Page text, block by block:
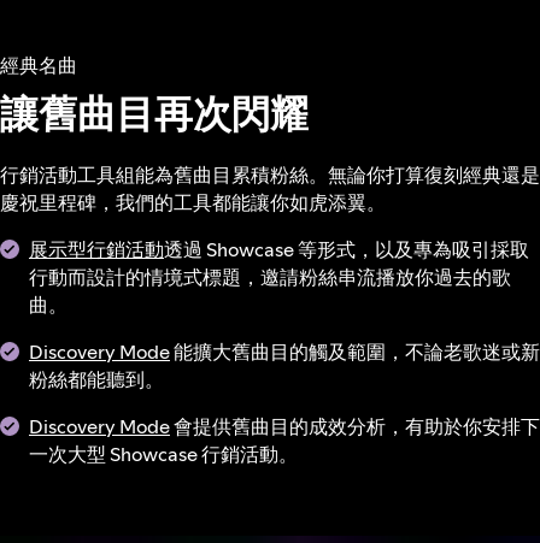
經典名曲
讓舊曲目再次閃耀
行銷活動工具組能為舊曲目累積粉絲。無論你打算復刻經典還是
慶祝里程碑，我們的工具都能讓你如虎添翼。
展示型行銷活動透過 Showcase 等形式，以及專為吸引採取
行動而設計的情境式標題，邀請粉絲串流播放你過去的歌
曲。
Discovery Mode能擴大舊曲目的觸及範圍，不論老歌迷或新
粉絲都能聽到。
Discovery Mode會提供舊曲目的成效分析，有助於你安排下
一次大型 Showcase 行銷活動。